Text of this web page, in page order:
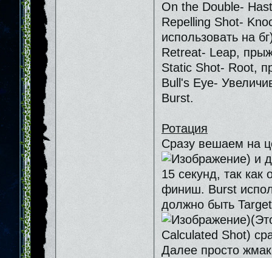
On the Double-
Repelling Shot-
использовать на
Retreat- Leap,
Static Shot- Root,
Bull's Eye-
Burst.
Ротация
Сразу вешаем на
) и
15 секунд, так как
финиш. Burst
должно быть
Calculated Shot)
Далее просто